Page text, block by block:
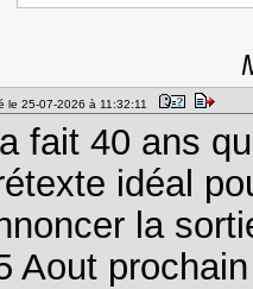
le 25-07-2026 à 11:32:11
fait 40 ans
idéal
la
Aout